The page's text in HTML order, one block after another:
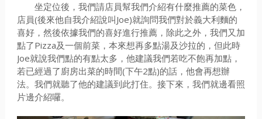
坐定位後，我們請店員幫我們介紹有什麼推薦的菜色，
店員(後來他自我介紹說叫Joe)就詢問我們對於義大利麵的
喜好，然後依據我們的喜好進行推薦，除此之外，我們又加
點了Pizza及一個前菜，本來想再多點湯及沙拉的，但此時
Joe就說我們點的有點太多，他建議我們若吃不飽再加點，
若已經過了廚房出菜的時間(下午2點)的話，他會再想辦
法。我們就聽了他的建議到此打住。接下來，我們就邊看照
片邊介紹囉。